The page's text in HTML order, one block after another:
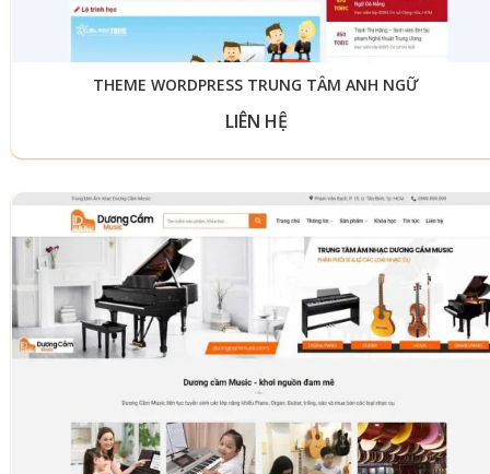
THEME WORDPRESS TRUNG TÂM ANH NGỮ
LIÊN HỆ